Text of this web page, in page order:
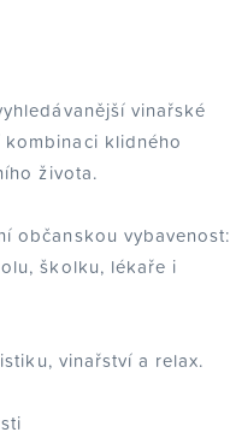
vinařské
klidného
života.
občanskou vybavenost:
školku, lékaře i
vinařství a relax.